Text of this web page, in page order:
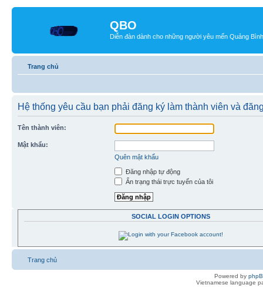
QBO
Diễn đàn dành cho những người yêu mến Quảng Bình
Trang chủ
Hệ thống yêu cầu bạn phải đăng ký làm thành viên và
Tên thành viên:
Mật khẩu:
Quên mật khẩu
Đăng nhập tự động
Ẩn trạng thái trực tuyến của tôi
SOCIAL LOGIN OPTIONS
Trang chủ
Powered by
Vietnamese language